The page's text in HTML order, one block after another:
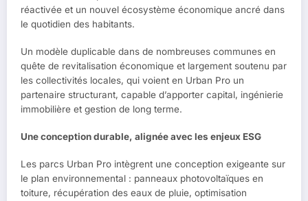
réactivée et un nouvel écosystème économique ancré dans
le quotidien des habitants.
Un modèle duplicable dans de nombreuses communes en
quête de revitalisation économique et largement soutenu par
les collectivités locales, qui voient en Urban Pro un
partenaire structurant, capable d’apporter capital, ingénierie
immobilière et gestion de long terme.
Une conception durable, alignée avec les enjeux ESG
Les parcs Urban Pro intègrent une conception exigeante sur
le plan environnemental : panneaux photovoltaïques en
toiture, récupération des eaux de pluie, optimisation